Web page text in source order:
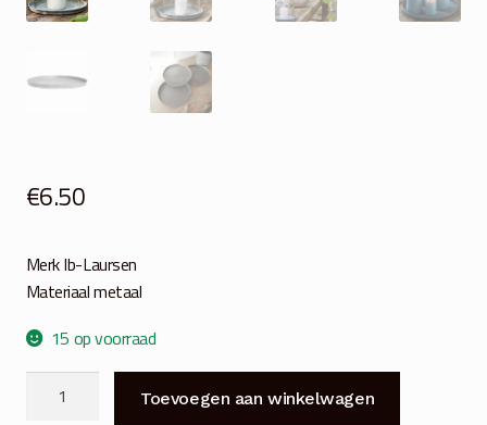
€6.50
Merk Ib-Laursen
Materiaal metaal
15 op voorraad
antiek
Toevoegen aan winkelwagen